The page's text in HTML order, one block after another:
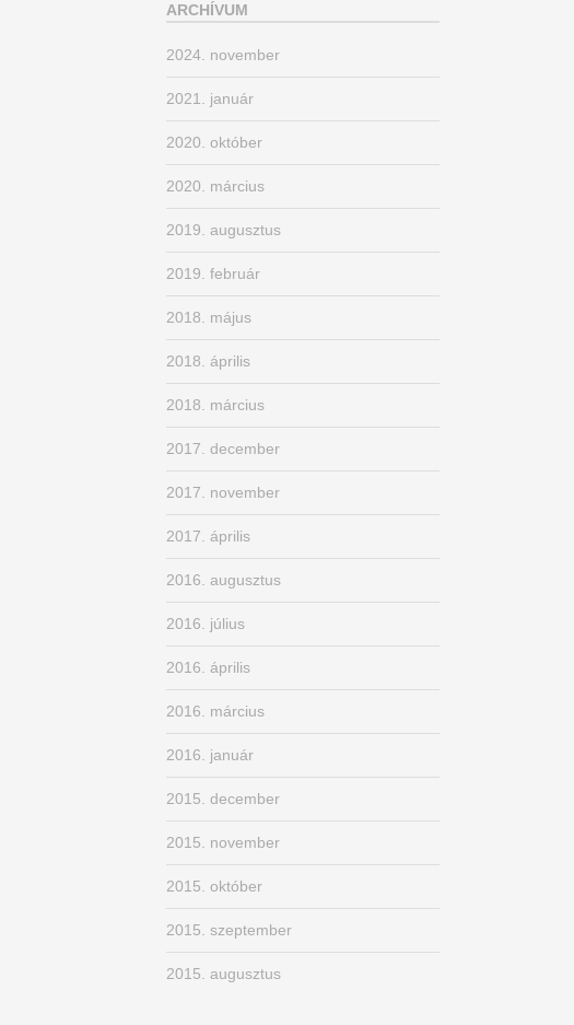
ARCHÍVUM
2024. november
2021. január
2020. október
2020. március
2019. augusztus
2019. február
2018. május
2018. április
2018. március
2017. december
2017. november
2017. április
2016. augusztus
2016. július
2016. április
2016. március
2016. január
2015. december
2015. november
2015. október
2015. szeptember
2015. augusztus